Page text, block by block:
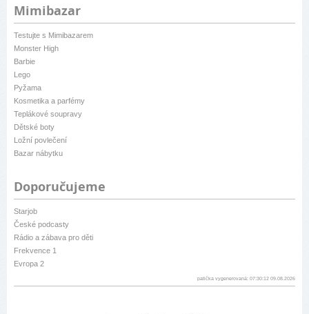
Mimibazar
Testujte s Mimibazarem
Monster High
Barbie
Lego
Pyžama
Kosmetika a parfémy
Teplákové soupravy
Dětské boty
Ložní povlečení
Bazar nábytku
Doporučujeme
Starjob
České podcasty
Rádio a zábava pro děti
Frekvence 1
Evropa 2
patička vygenerovaná: 07:30:12 09.08.2026